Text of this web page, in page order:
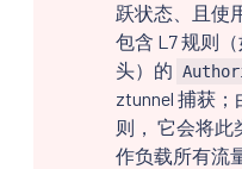
跃状态、且使
包含 L7 规则
头）的
ztunnel 捕获；
则， 它会将此
作负载所有流